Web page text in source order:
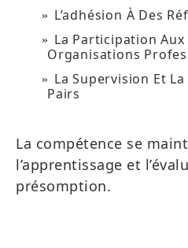
L’adhésion À Des
La Participation
Organisations
La Supervision Et
Pairs
La compétence se
l’apprentissage et
présomption.